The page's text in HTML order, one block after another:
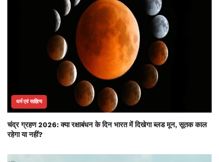
धर्म एवं साहित्य
चंद्र ग्रहण 2026: क्या रक्षाबंधन के दिन भारत में दिखेगा ब्लड मून, सूतक काल
रहेगा या नहीं?